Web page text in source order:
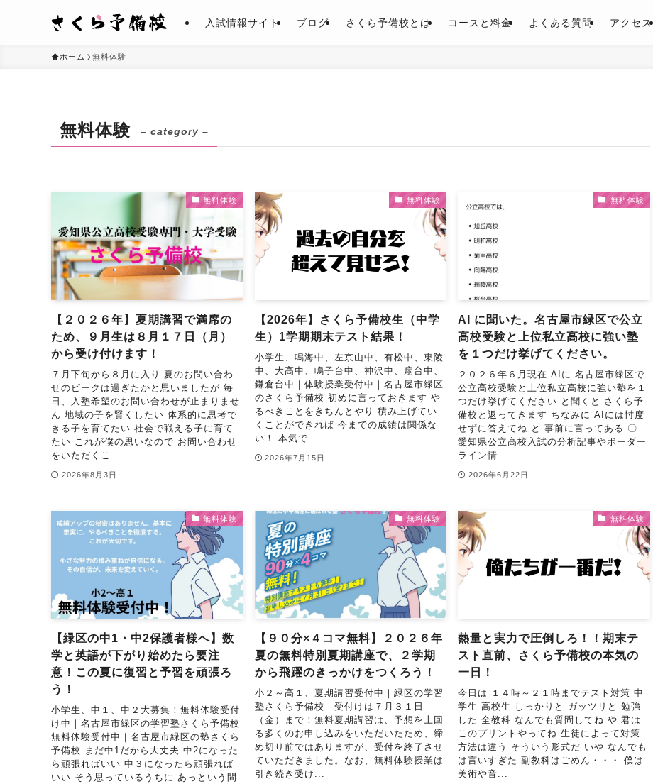
入試情報サイト ブログ さくら予備校とは コースと料金 よくある質問 アクセス
ホーム 無料体験
無料体験 – category –
無料体験
【２０２６年】夏期講習で満席の
ため、９月生は８月１７日（月）
から受け付けます！
７月下旬から８月に入り 夏のお問い合わ
せのピークは過ぎたかと思いましたが 毎
日、入塾希望のお問い合わせが止まりませ
ん 地域の子を賢くしたい 体系的に思考で
きる子を育てたい 社会で戦える子に育て
たい これが僕の思いなので お問い合わせ
をいただくこ...
2026年8月3日
無料体験
【2026年】さくら予備校生（中学
生）1学期期末テスト結果！
小学生、鳴海中、左京山中、有松中、東陵
中、大高中、鳴子台中、神沢中、扇台中、
鎌倉台中｜体験授業受付中｜名古屋市緑区
のさくら予備校 初めに言っておきます や
るべきことをきちんとやり 積み上げてい
くことができれば 今までの成績は関係な
い！ 本気で...
2026年7月15日
無料体験
AI に聞いた。名古屋市緑区で公立
高校受験と上位私立高校に強い塾
を１つだけ挙げてください。
２０２６年６月現在 AIに 名古屋市緑区で
公立高校受験と上位私立高校に強い塾を１
つだけ挙げてください と聞くと さくら予
備校と返ってきます ちなみに AIには忖度
せずに答えてね と 事前に言ってある 〇
愛知県公立高校入試の分析記事やボーダー
ライン情...
2026年6月22日
無料体験
【緑区の中1・中2保護者様へ】数
学と英語が下がり始めたら要注
意！この夏に復習と予習を頑張ろ
う！
小学生、中１、中２大募集！無料体験受付
け中｜名古屋市緑区の学習塾さくら予備校
無料体験受付中｜名古屋市緑区の塾さくら
予備校 まだ中1だから大丈夫 中2になった
ら頑張ればいい 中３になったら頑張れば
いい そう思っているうちに あっという間
無料体験
【９０分×４コマ無料】２０２６年
夏の無料特別夏期講座で、２学期
から飛躍のきっかけをつくろう！
小２～高１、夏期講習受付中｜緑区の学習
塾さくら予備校｜受付けは７月３１日
（金）まで！無料夏期講習は、予想を上回
る多くのお申し込みをいただいたため、締
め切り前ではありますが、受付を終了させ
ていただきました。なお、無料体験授業は
引き続き受け...
無料体験
熱量と実力で圧倒しろ！！期末テ
スト直前、さくら予備校の本気の
一日！
今日は １４時～２１時までテスト対策 中
学生 高校生 しっかりと ガッツリと 勉強
した 全教科 なんでも質問してね や 君は
このプリントやってね 生徒によって対策
方法は違う そういう形式だ いや なんでも
は言いすぎた 副教科はごめん・・・ 僕は
美術や音...